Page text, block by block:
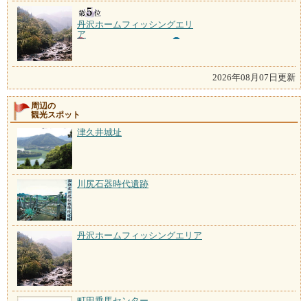
丹沢ホームフィッシングエリ
ア
2026年08月07日更新
周辺の
観光スポット
津久井城址
川尻石器時代遺跡
丹沢ホームフィッシングエリア